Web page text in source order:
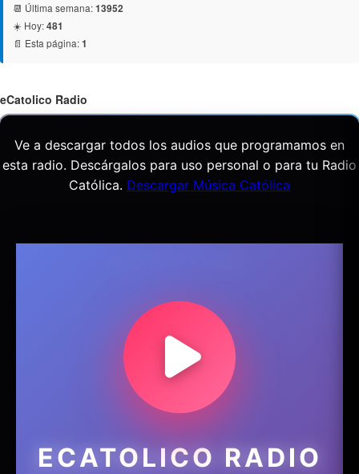
📆 Última semana:13952
☀️ Hoy:481
📄 Esta página:1
eCatolico Radio